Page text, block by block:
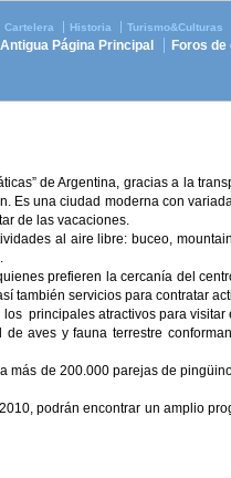
Cartelera Historia Turismo&Culturas
Antigua Página Principal Foros
de Argentina, gracias a la
Es una ciudad moderna con
de las vacaciones.
al aire libre: buceo,
prefieren la cercanía del
también servicios para contratar
principales atractivos para
aves y fauna terrestre
de 200.000 parejas de
podrán encontrar un amplio